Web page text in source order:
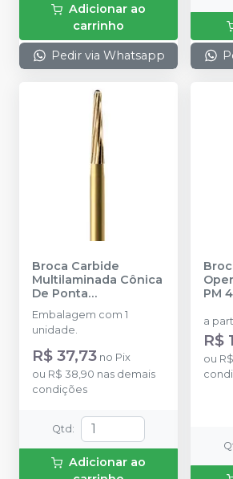
Adicionar ao
carrinho
Pedir via Whatsapp
Broca Carbide
Multilaminada Cônica
De Ponta
Arredondada - 30
Lâminas FG 19MM - N°
9642-PRIMA DENTAL
BY ANGELUS
Embalagem com 1
unidade.
R$ 37,73 no Pix
ou R$ 38,90 nas demais
condições
Qtd :
Adicionar ao
a
R$
ou